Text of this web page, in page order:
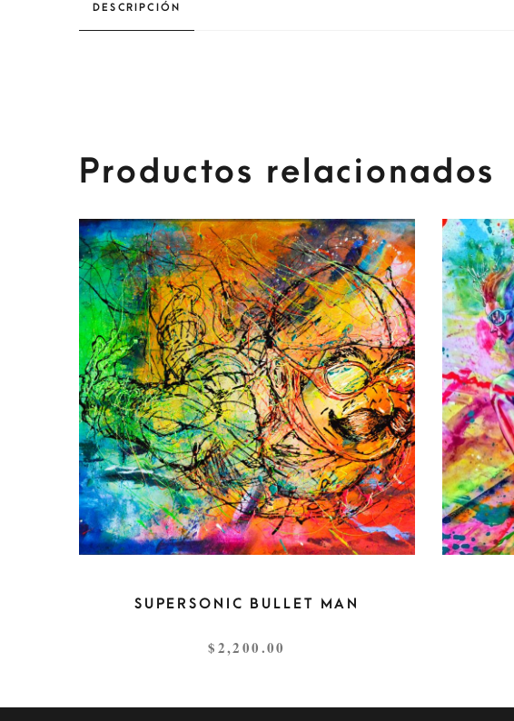
DESCRIPCIÓN
Productos relacionados
SUPERSONIC BULLET MAN
$2,200.00